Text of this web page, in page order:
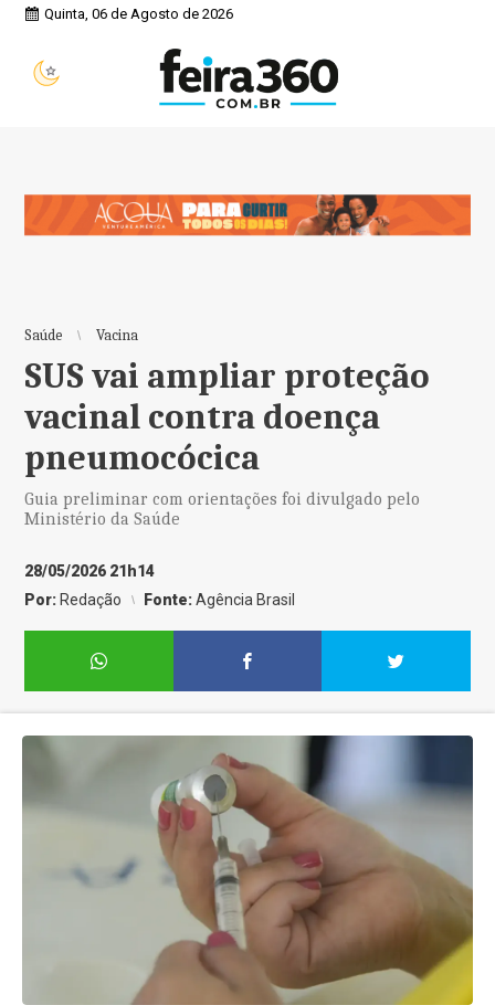
Quinta, 06 de Agosto de 2026
Saúde Vacina
SUS vai ampliar proteção
vacinal contra doença
pneumocócica
Guia preliminar com orientações foi divulgado pelo
Ministério da Saúde
28/05/2026 21h14
Por: Redação Fonte:Agência Brasil